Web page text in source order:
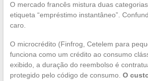
O mercado francês mistura duas
etiqueta “empréstimo instantâneo”.
caro.
O microcrédito (Finfrog, Cetelem para
funciona como um crédito ao consumo
exibido, a duração do reembolso é
protegido pelo código de consumo. O